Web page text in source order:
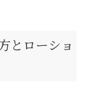
とローショ